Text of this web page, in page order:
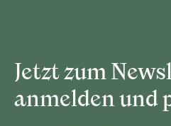
Jetzt zum
anmelden und